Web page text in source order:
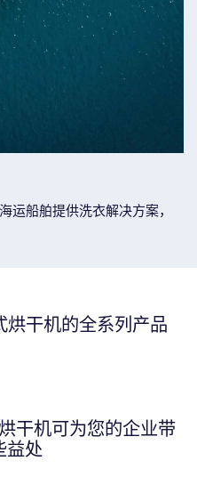
运船舶提供洗衣解决方案，
干机的全系列产品
干机可为您的企业带
益处